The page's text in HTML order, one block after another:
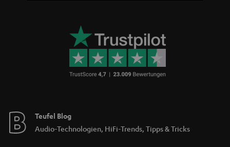
Teufel Blog
Audio-Technologien, HiFi-Trends, Tipps & Tricks